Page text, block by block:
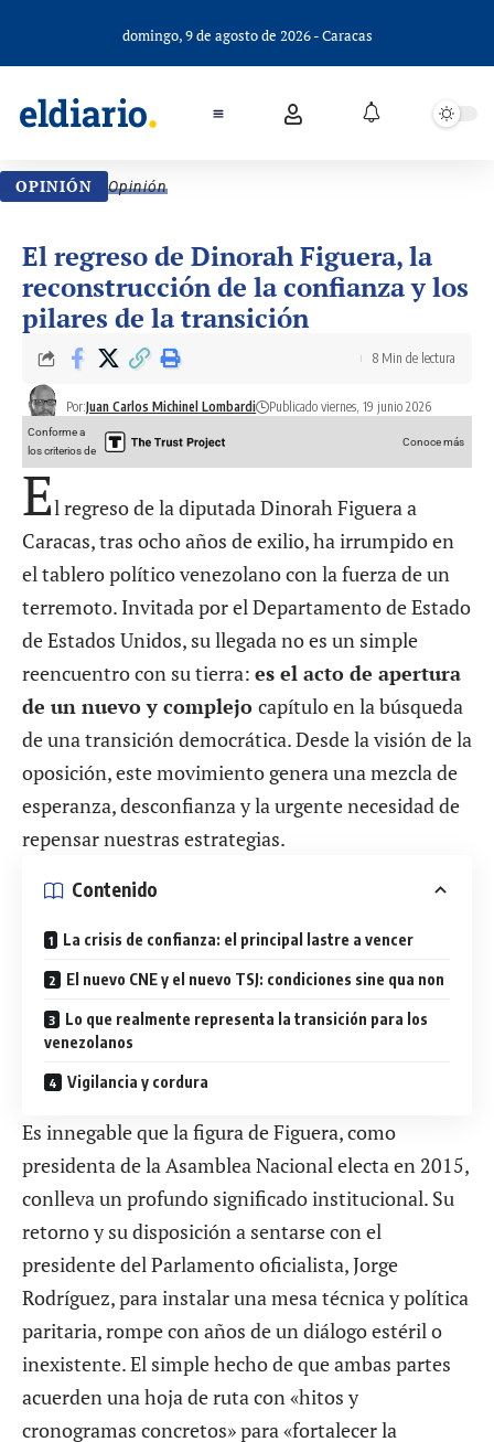
domingo, 9 de agosto de 2026 - Caracas
OPINIÓN Opinión
El regreso de Dinorah Figuera, la
reconstrucción de la confianza y los
pilares de la transición
Por:Juan Carlos Michinel Lombardi Publicado viernes, 19 junio 2026
8 Min de lectura
Conforme a
los criterios de
Conoce más
El regreso de la diputada Dinorah Figuera a
Caracas, tras ocho años de exilio, ha irrumpido en
el tablero político venezolano con la fuerza de un
terremoto. Invitada por el Departamento de Estado
de Estados Unidos, su llegada no es un simple
reencuentro con su tierra: es el acto de apertura
de un nuevo y complejo capítulo en la búsqueda
de una transición democrática. Desde la visión de la
oposición, este movimiento genera una mezcla de
esperanza, desconfianza y la urgente necesidad de
repensar nuestras estrategias.
Contenido
La crisis de confianza: el principal lastre a vencer
El nuevo CNE y el nuevo TSJ: condiciones sine qua non
Lo que realmente representa la transición para los
venezolanos
Vigilancia y cordura
Es innegable que la figura de Figuera, como
presidenta de la Asamblea Nacional electa en 2015,
conlleva un profundo significado institucional. Su
retornoy su disposición a sentarsecon el
presidente del Parlamento oficialista, Jorge
Rodríguez, para instalar una mesa técnica y política
paritaria, rompe con años de un diálogo estéril o
inexistente. El simple hecho de que ambas partes
acuerden una hoja de ruta con «hitos y
cronogramas concretos» para «fortalecer la